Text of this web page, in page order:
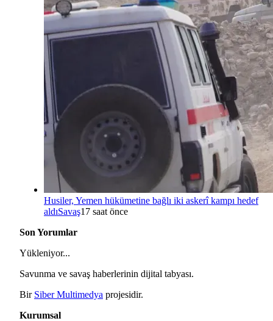
Husiler, Yemen hükümetine bağlı iki askerî kampı hedef
aldıSavaş17 saat önce
Son Yorumlar
Yükleniyor...
Savunma ve savaş haberlerinin dijital tabyası.
Bir Siber Multimedya projesidir.
Kurumsal